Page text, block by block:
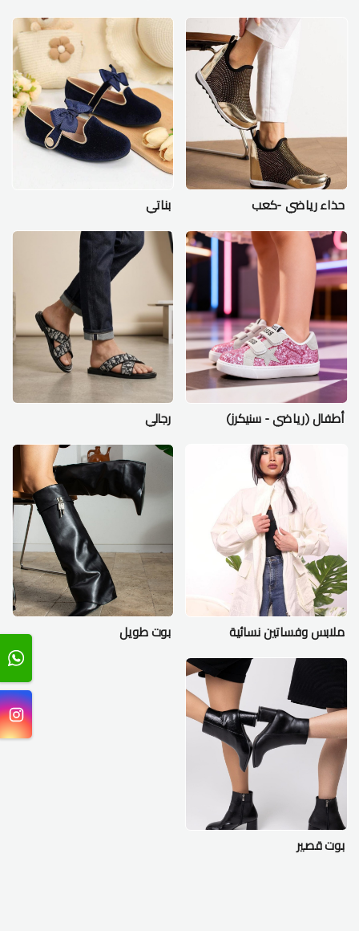
حذاء رياضي -كعب بناتي
أطفال (رياضي - سنيكرز) رجالي
ملابس وفساتين نسائية بوت طويل
بوت قصير